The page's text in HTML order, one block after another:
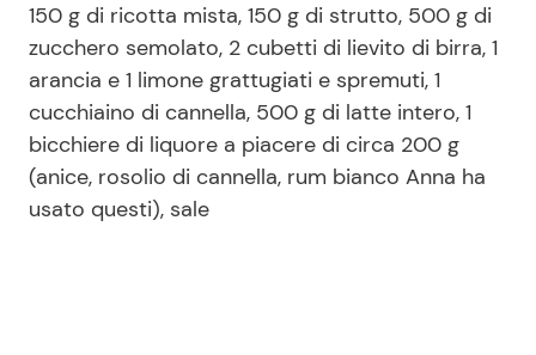
150 g di ricotta mista, 150 g di strutto, 500 g di
zucchero semolato, 2 cubetti di lievito di birra, 1
arancia e 1 limone grattugiati e spremuti, 1
cucchiaino di cannella, 500 g di latte intero, 1
bicchiere di liquore a piacere di circa 200 g
(anice, rosolio di cannella, rum bianco Anna ha
usato questi), sale